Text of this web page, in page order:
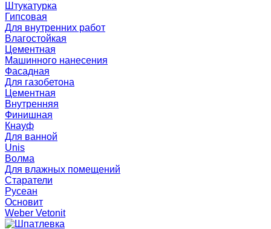
Штукатурка
Гипсовая
Для внутренних работ
Влагостойкая
Цементная
Машинного нанесения
Фасадная
Для газобетона
Цементная
Внутренняя
Финишная
Кнауф
Для ванной
Unis
Волма
Для влажных помещений
Старатели
Русеан
Основит
Weber Vetonit